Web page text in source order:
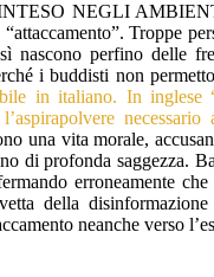
NEGLI
Troppe
nascono perfino delle
i buddisti non
in italiano. In inglese
l’aspirapolvere
una vita morale,
di profonda saggezza.
erroneamente
della
neanche verso